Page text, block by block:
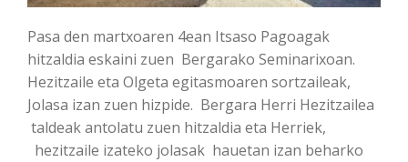
Pasa den martxoaren 4ean Itsaso Pagoagak
hitzaldia eskaini zuen Bergarako Seminarixoan.
Hezitzaile eta Olgeta egitasmoaren sortzaileak,
Jolasa izan zuen hizpide. Bergara Herri Hezitzailea
taldeak antolatu zuen hitzaldia eta Herriek,
hezitzaile izateko jolasak hauetan izan beharko